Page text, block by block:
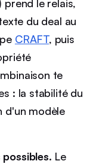
prend le relais,
du deal au
CRAFT, puis
te
: la stabilité du
d'un modèle
Le